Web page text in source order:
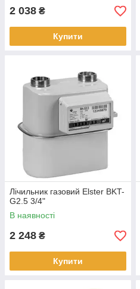
2 038 ₴
Купити
Лічильник газовий Elster BKT-
G2.5 3/4"
В наявності
2 248 ₴
Купити